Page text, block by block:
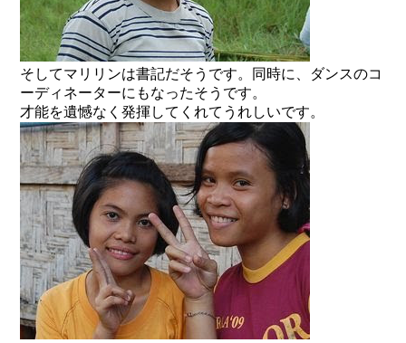
そしてマリリンは書記だそうです。同時に、ダンスのコ
ーディネーターにもなったそうです。
才能を遺憾なく発揮してくれてうれしいです。